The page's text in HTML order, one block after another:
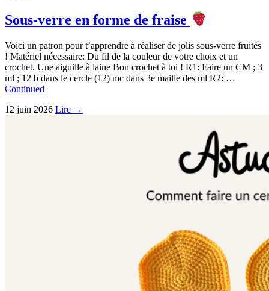
Sous-verre en forme de fraise
Voici un patron pour t’apprendre à réaliser de jolis sous-verre fruités
! Matériel nécessaire: Du fil de la couleur de votre choix et un
crochet. Une aiguille à laine Bon crochet à toi ! R1: Faire un CM ; 3
ml ; 12 b dans le cercle (12) mc dans 3e maille des ml R2: …
Continued
12 juin 2026 Lire →